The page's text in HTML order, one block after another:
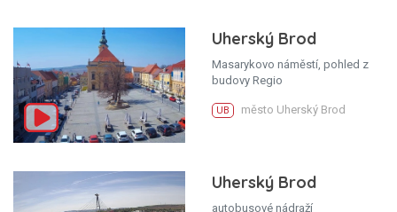
Uherský Brod
Masarykovo náměstí, pohled z
budovy Regio
UB město Uherský Brod
Uherský Brod
autobusové nádraží